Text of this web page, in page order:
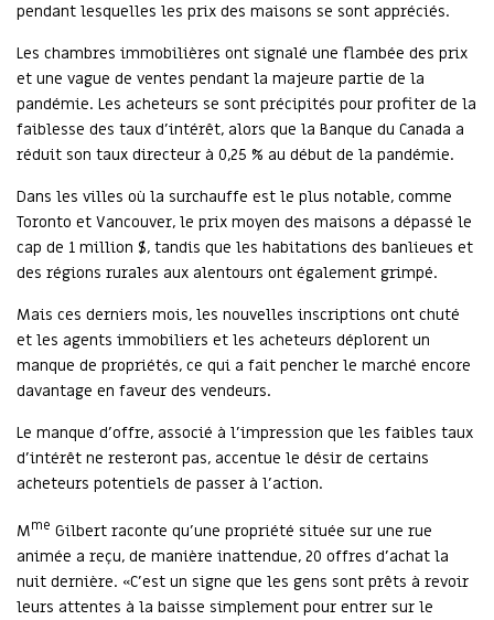
pendant lesquelles les prix des maisons se sont appréciés.
Les chambres immobilières ont signalé une flambée des prix
et une vague de ventes pendant la majeure partie de la
pandémie. Les acheteurs se sont précipités pour profiter de la
faiblesse des taux d'intérêt, alors que la Banque du Canada a
réduit son taux directeur à 0,25 % au début de la pandémie.
Dans les villes où la surchauffe est le plus notable, comme
Toronto et Vancouver, le prix moyen des maisons a dépassé le
cap de 1 million $, tandis que les habitations des banlieues et
des régions rurales aux alentours ont également grimpé.
Mais ces derniers mois, les nouvelles inscriptions ont chuté
et les agents immobiliers et les acheteurs déplorent un
manque de propriétés, ce qui a fait pencher le marché encore
davantage en faveur des vendeurs.
Le manque d'offre, associé à l'impression que les faibles taux
d'intérêt ne resteront pas, accentue le désir de certains
acheteurs potentiels de passer à l'action.
Mme Gilbert raconte qu'une propriété située sur une rue
animée a reçu, de manière inattendue, 20 offres d'achat la
nuit dernière. «C'est un signe que les gens sont prêts à revoir
leurs attentes à la baisse simplement pour entrer sur le